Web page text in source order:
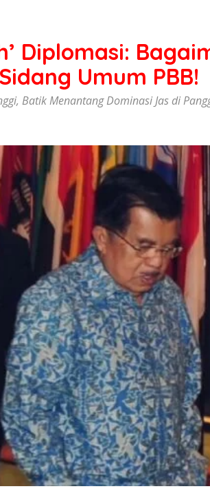
Diplomasi:
Umum PBB!
Batik Menantang Dominasi Jas di